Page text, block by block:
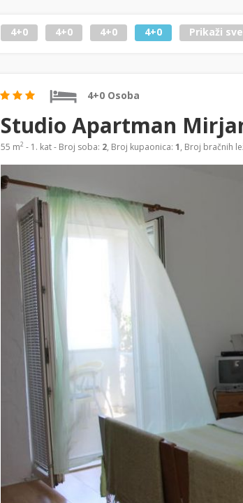
4+0 4+0 4+0 4+0 Prikaži sve
4+0 Osoba
Studio Apartman
55 m2 - 1. kat - Broj soba: 2, Broj kupaonica: 1, Broj bračnih